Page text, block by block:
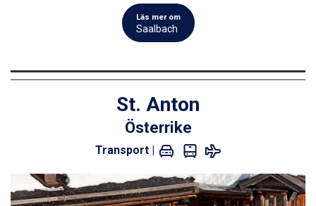
Läs mer om
Saalbach
St. Anton
Österrike
Transport |